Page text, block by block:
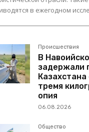
в ежегодном
Происшествия
В
задержали
Казахстана
тремя
опия
06.08.2026
Общество